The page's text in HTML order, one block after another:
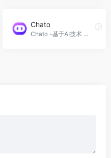
Chato
Chato -基于AI技术 轻松创建对话机器人